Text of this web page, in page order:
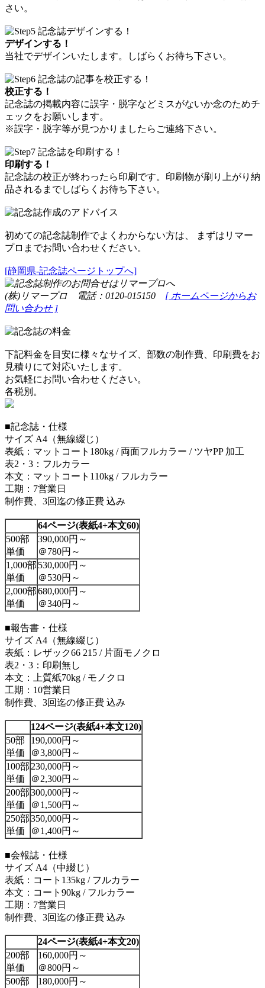
さい。
デザインする！
当社でデザインいたします。しばらくお待ち下さい。
校正する！
記念誌の掲載内容に誤字・脱字などミスがないか念のためチ
ェックをお願いします。
※誤字・脱字等が見つかりましたらご連絡下さい。
印刷する！
記念誌の校正が終わったら印刷です。印刷物が刷り上がり納
品されるまでしばらくお待ち下さい。
初めての記念誌制作でよくわからない方は、 まずはリマー
プロまでお問い合わせください。
[静岡県-記念誌ページトップへ]
(株)リマープロ 電話：0120-015150 [ ホームページからお
問い合わせ ]
下記料金を目安に様々なサイズ、部数の制作費、印刷費をお
見積りにて対応いたします。
お気軽にお問い合わせください。
各税別。
■記念誌・仕様
サイズ A4（無線綴じ）
表紙：マットコート180kg / 両面フルカラー / ツヤPP 加工
表2・3：フルカラー
本文：マットコート110kg / フルカラー
工期：7営業日
制作費、3回迄の修正費 込み
64ページ(表紙4+本文60)
500部
単価
390,000円～
＠780円～
1,000部
単価
530,000円～
＠530円～
2,000部
単価
680,000円～
＠340円～
■報告書・仕様
サイズ A4（無線綴じ）
表紙：レザック66 215 / 片面モノクロ
表2・3：印刷無し
本文：上質紙70kg / モノクロ
工期：10営業日
制作費、3回迄の修正費 込み
124ページ(表紙4+本文120)
50部
単価
190,000円～
＠3,800円～
100部
単価
230,000円～
＠2,300円～
200部
単価
300,000円～
＠1,500円～
250部
単価
350,000円～
＠1,400円～
■会報誌・仕様
サイズ A4（中綴じ）
表紙：コート135kg / フルカラー
本文：コート90kg / フルカラー
工期：7営業日
制作費、3回迄の修正費 込み
24ページ(表紙4+本文20)
200部
単価
160,000円～
＠800円～
500部
180,000円～